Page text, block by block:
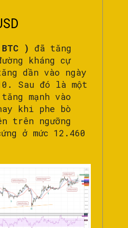
) đã tăng
kháng cự
dần vào ngày
Sau đó là một
mạnh vào
khi phe bò
trên ngưỡng
ở mức 12.460